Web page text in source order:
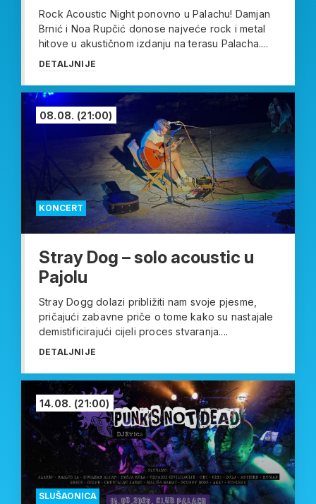
Rock Acoustic Night ponovno u Palachu! Damjan
Brnić i Noa Rupčić donose najveće rock i metal
hitove u akustičnom izdanju na terasu Palacha....
DETALJNIJE
KONCERT
08.08. (21:00)
Stray Dog – solo acoustic u
Pajolu
Stray Dogg dolazi približiti nam svoje pjesme,
pričajući zabavne priče o tome kako su nastajale
demistificirajući cijeli proces stvaranja....
DETALJNIJE
SLUŠAONICA
14.08. (21:00)